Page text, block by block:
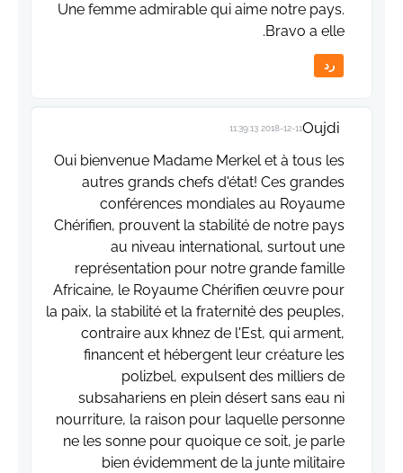
Une femme admirable qui aime notre pays.
Bravo a elle.
رد
Oujdi
2018-12-11 11:39:13
Oui bienvenue Madame Merkel et à tous les
autres grands chefs d'état! Ces grandes
conférences mondiales au Royaume
Chérifien, prouvent la stabilité de notre pays
au niveau international, surtout une
représentation pour notre grande famille
Africaine, le Royaume Chérifien œuvre pour
la paix, la stabilité et la fraternité des peuples,
contraire aux khnez de l'Est, qui arment,
financent et hébergent leur créature les
polizbel, expulsent des milliers de
subsahariens en plein désert sans eau ni
nourriture, la raison pour laquelle personne
ne les sonne pour quoique ce soit, je parle
bien évidemment de la junte militaire